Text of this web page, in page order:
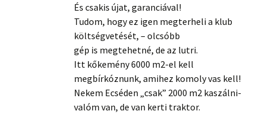
És csakis újat, garanciával!
Tudom, hogy ez igen megterheli a klub
költségvetését, – olcsóbb
gép is megtehetné, de az lutri.
Itt kőkemény 6000 m2-el kell
megbírkóznunk, amihez komoly vas kell!
Nekem Ecséden „csak” 2000 m2 kaszálni-
valóm van, de van kerti traktor.